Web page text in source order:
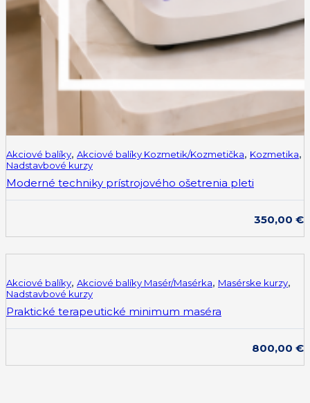
Akciové balíky, Akciové balíky Kozmetik/Kozmetička, Kozmetika,
Nadstavbové kurzy
Moderné techniky prístrojového ošetrenia pleti
350,00 €
Akciové balíky, Akciové balíky Masér/Masérka, Masérske kurzy,
Nadstavbové kurzy
Praktické terapeutické minimum maséra
800,00 €